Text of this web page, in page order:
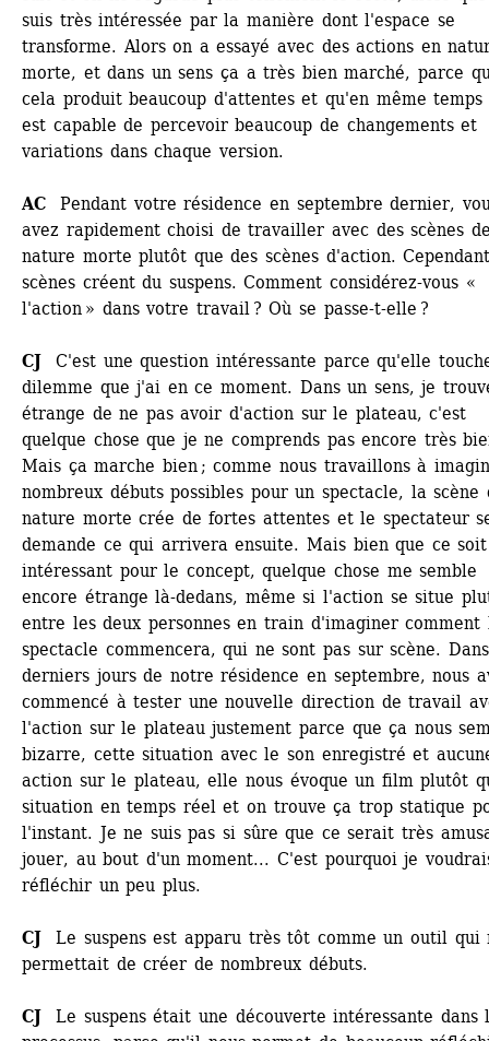
suis très intéressée par la manière dont l'espace se
transforme. Alors on a essayé avec des actions en
morte, et dans un sens ça a très bien marché, parce
cela produit beaucoup d'attentes et qu'en même temps
est capable de percevoir beaucoup de changements et
variations dans chaque version.
AC Pendant votre résidence en septembre dernier,
avez rapidement choisi de travailler avec des scènes
nature morte plutôt que des scènes d'action.
scènes créent du suspens. Comment considérez-vous «
l'action » dans votre travail ? Où se passe-t-elle ?
CJ C'est une question intéressante parce qu'elle
dilemme que j'ai en ce moment. Dans un sens, je
étrange de ne pas avoir d'action sur le plateau, c'est
quelque chose que je ne comprends pas encore très
Mais ça marche bien ; comme nous travaillons à
nombreux débuts possibles pour un spectacle, la scène
nature morte crée de fortes attentes et le spectateur
demande ce qui arrivera ensuite. Mais bien que ce
intéressant pour le concept, quelque chose me semble
encore étrange là-dedans, même si l'action se situe
entre les deux personnes en train d'imaginer comment
spectacle commencera, qui ne sont pas sur scène.
derniers jours de notre résidence en septembre, nous
commencé à tester une nouvelle direction de travail
l'action sur le plateau justement parce que ça nous
bizarre, cette situation avec le son enregistré et
action sur le plateau, elle nous évoque un film plutôt
situation en temps réel et on trouve ça trop statique
l'instant. Je ne suis pas si sûre que ce serait très
jouer, au bout d'un moment... C'est pourquoi je
réfléchir un peu plus.
CJ Le suspens est apparu très tôt comme un outil qui
permettait de créer de nombreux débuts.
CJ Le suspens était une découverte intéressante dans